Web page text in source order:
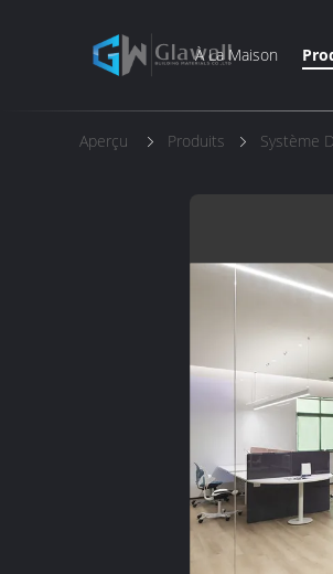
À La Maison
Aperçu Produits Système